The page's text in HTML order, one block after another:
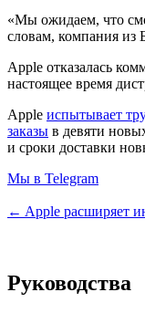
«Мы ожидаем, что
словам, компания из
Apple отказалась
настоящее время
Apple испытывает
заказы в девяти
и сроки доставки
Мы в Telegram
← Apple расширяет
Руководства